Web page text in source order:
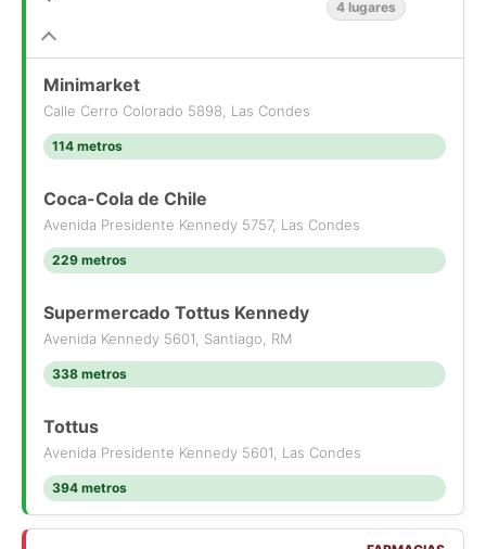
- SE ACEPTA MASCOTA, con tenencia responsable
Edificio del año 2016 de 19 pisos, 6 departamentos por piso,
panorámicos, 3 ascensores, gimnasio, sala de reuniones, sala
multiusos, áreas verdes, plaza interior, lavandería, sala de
eventos, sala de cine, estacionamientos de visita y conserjería
24/7.
Arrienda CUALQUIERA de nuestras propiedades y paga todos
crédito
- Primer mes de arriendo o proporcional
- Mes de garantía
- Comisión corredor
4 lugares
Minimarket
Calle Cerro Colorado 5898, Las Condes
114 metros
Coca-Cola de Chile
Avenida Presidente Kennedy 5757, Las Condes
229 metros
Supermercado Tottus Kennedy
Avenida Kennedy 5601, Santiago, RM
338 metros
Tottus
Avenida Presidente Kennedy 5601, Las Condes
394 metros